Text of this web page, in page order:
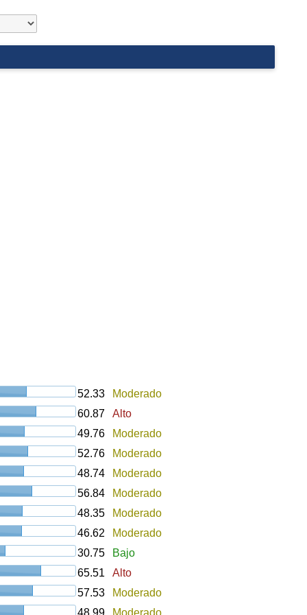
52.33
Moderado
60.87
Alto
49.76
Moderado
52.76
Moderado
48.74
Moderado
56.84
Moderado
48.35
Moderado
46.62
Moderado
30.75
Bajo
65.51
Alto
57.53
Moderado
48.99
Moderado